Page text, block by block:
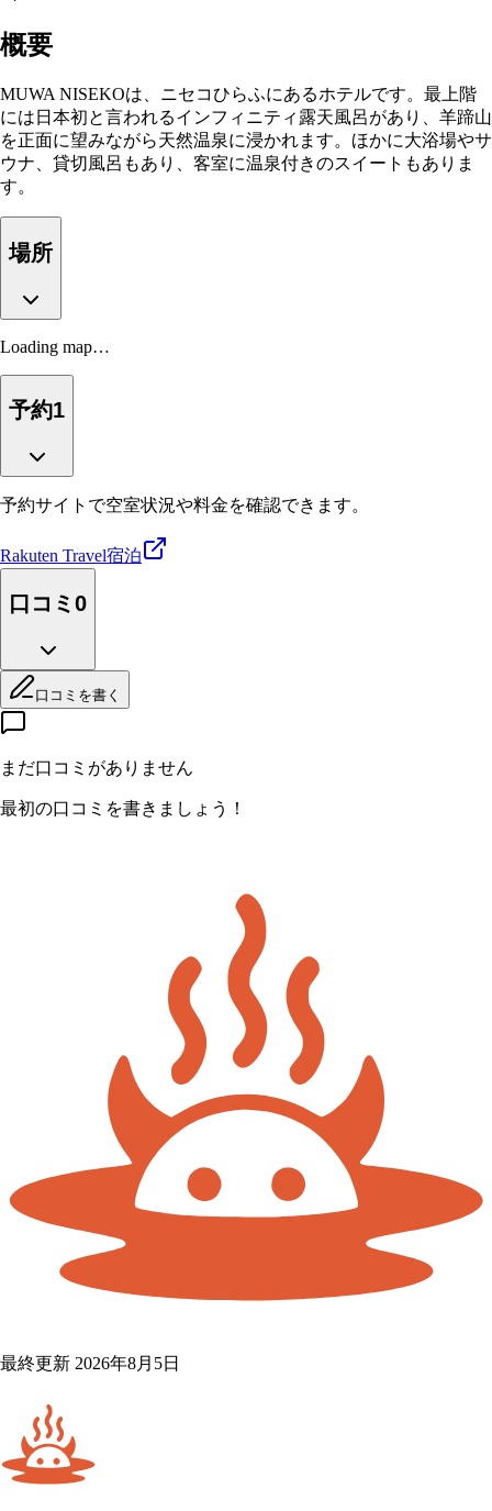
概要
MUWA NISEKOは、ニセコひらふにあるホテルです。最上階
には日本初と言われるインフィニティ露天風呂があり、羊蹄山
を正面に望みながら天然温泉に浸かれます。ほかに大浴場やサ
ウナ、貸切風呂もあり、客室に温泉付きのスイートもありま
す。
場所
Loading map…
予約1
予約サイトで空室状況や料金を確認できます。
Rakuten Travel宿泊
口コミ0
口コミを書く
まだ口コミがありません
最初の口コミを書きましょう！
最終更新 2026年8月5日